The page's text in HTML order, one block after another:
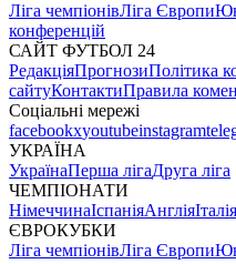
Ліга чемпіонівЛіга Європи
конференцій
САЙТ ФУТБОЛ 24
РедакціяПрогнозиПолітика
сайтуКонтактиПравила
Соціальні мережі
facebookxyoutubeinstagram
УКРАЇНА
УкраїнаПерша лігаДруга ліга
ЧЕМПІОНАТИ
НімеччинаІспаніяАнгліяІталія
ЄВРОКУБКИ
Ліга чемпіонівЛіга Європи